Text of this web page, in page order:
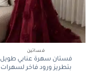
فساتين
فستان سهرة عنابي طويل
بتطريز ورود فاخر لسهرات